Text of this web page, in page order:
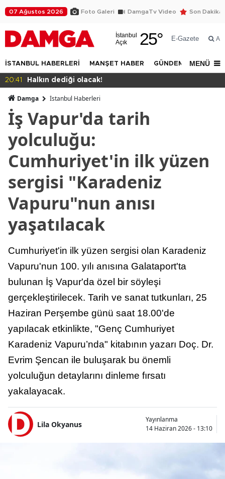
07 Ağustos 2026 Foto Galeri DamgaTv Video Son Dakika
İstanbul
Açık
25° E-Gazete Ara
İSTANBUL HABERLERİ MANŞET HABER GÜNDEM DÜNYA
MENÜ
20:39 Eren Ali Bingöl protesto edildi
Damga İstanbul Haberleri
İş Vapur'da tarih
yolculuğu:
Cumhuriyet'in ilk yüzen
sergisi "Karadeniz
Vapuru"nun anısı
yaşatılacak
Cumhuriyet'in ilk yüzen sergisi olan Karadeniz
Vapuru'nun 100. yılı anısına Galataport'ta
bulunan İş Vapur'da özel bir söyleşi
gerçekleştirilecek. Tarih ve sanat tutkunları, 25
Haziran Perşembe günü saat 18.00'de
yapılacak etkinlikte, "Genç Cumhuriyet
Karadeniz Vapuru’nda" kitabının yazarı Doç. Dr.
Evrim Şencan ile buluşarak bu önemli
yolculuğun detaylarını dinleme fırsatı
yakalayacak.
Lila Okyanus
Yayınlanma
14 Haziran 2026 - 13:10